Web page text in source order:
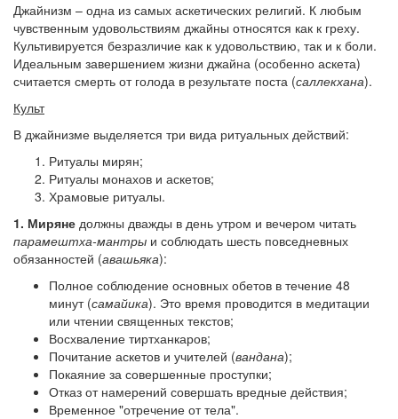
Джайнизм – одна из самых аскетических религий. К любым
чувственным удовольствиям джайны относятся как к греху.
Культивируется безразличие как к удовольствию, так и к боли.
Идеальным завершением жизни джайна (особенно аскета)
считается смерть от голода в результате поста (саллекхана).
Культ
В джайнизме выделяется три вида ритуальных действий:
Ритуалы мирян;
Ритуалы монахов и аскетов;
Храмовые ритуалы.
1. Миряне должны дважды в день утром и вечером читать
парамештха-мантры и соблюдать шесть повседневных
обязанностей (авашьяка):
Полное соблюдение основных обетов в течение 48
минут (самайика). Это время проводится в медитации
или чтении священных текстов;
Восхваление тиртханкаров;
Почитание аскетов и учителей (вандана);
Покаяние за совершенные проступки;
Отказ от намерений совершать вредные действия;
Временное "отречение от тела".